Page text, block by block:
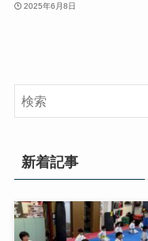
2025年6月8日
新着記事